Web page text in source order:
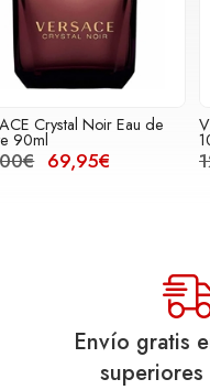
Crystal Noir Eau de
90ml
69,95€
Envío gratis
superiores